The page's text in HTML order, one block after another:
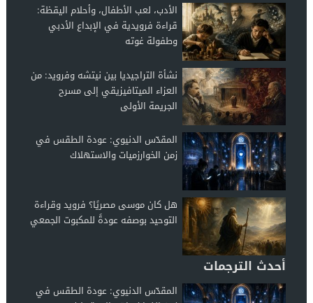
الأدب، لعب الأطفال، وأحلام اليقظة:
قراءة فرويدية في الإبداع الأدبي
وطفولة غوته
نشأة التراجيديا بين نيتشه وفرويد: من
العزاء الميتافيزيقي إلى مسرح
الجريمة الأولى
المقدّس الدنيوي: عودة الطقس في
زمن الخوارزميات والاستهلاك
هل كان موسى مصريًا؟ فرويد وقراءة
التوحيد بوصفه عودةً للمكبوت الجمعي
أحدث الترجمات
المقدّس الدنيوي: عودة الطقس في